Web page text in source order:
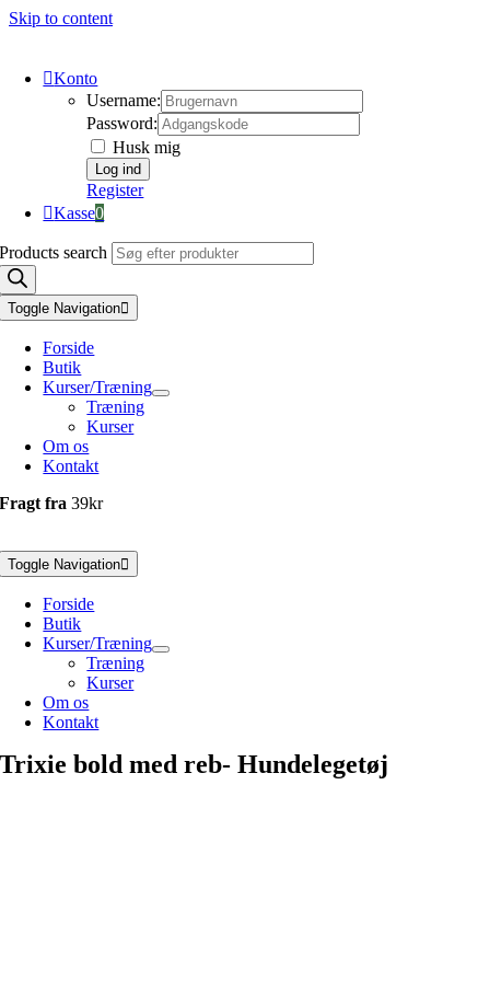
Skip to content
Konto
Username:
Password:
Husk mig
Register
Kasse0
Products search
Toggle Navigation
Forside
Butik
Kurser/Træning
Træning
Kurser
Om os
Kontakt
Fragt fra39kr
Toggle Navigation
Forside
Butik
Kurser/Træning
Træning
Kurser
Om os
Kontakt
Trixie bold med reb- Hundelegetøj